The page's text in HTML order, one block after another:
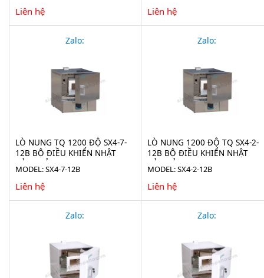
Liên hệ Liên hệ
Zalo:
LÒ NUNG TQ 1200 ĐỘ SX4-7-
12B BỘ ĐIỀU KHIỂN NHẬT
BẢN - VỎ INOX
MODEL: SX4-7-12B
Liên hệ
Zalo:
LÒ NUNG 1200 ĐỘ TQ SX4-2-
12B BỘ ĐIỀU KHIỂN NHẬT
BẢN VỎ INOX
MODEL: SX4-2-12B
Liên hệ
Zalo: Zalo: